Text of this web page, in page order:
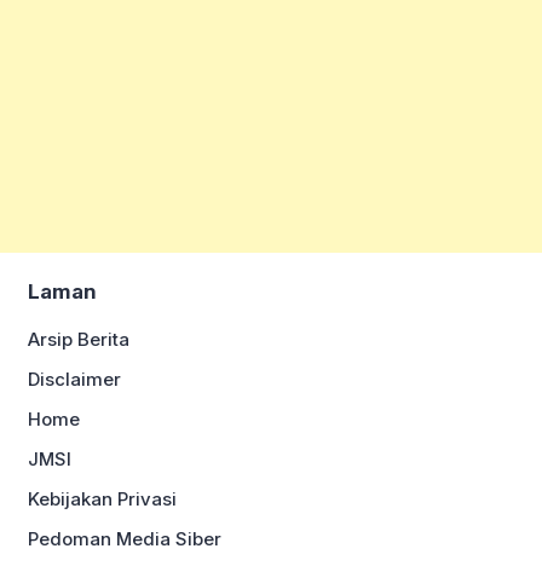
Laman
Arsip Berita
Disclaimer
Home
JMSI
Kebijakan Privasi
Pedoman Media Siber